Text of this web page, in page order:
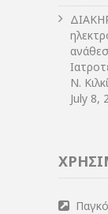
Ν.
July 8,